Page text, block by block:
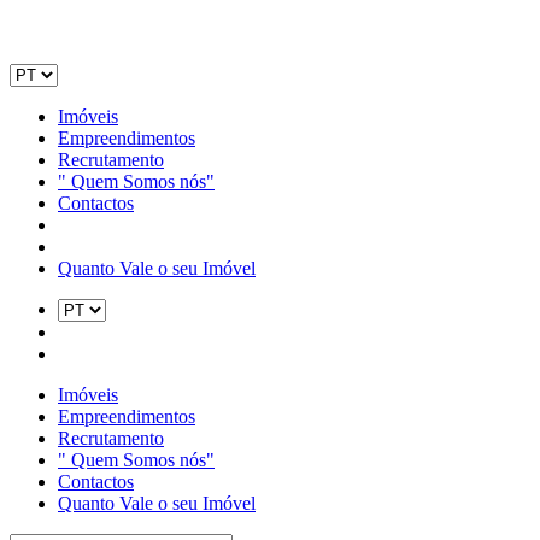
Imóveis
Empreendimentos
Recrutamento
" Quem Somos nós"
Contactos
Quanto Vale o seu Imóvel
Imóveis
Empreendimentos
Recrutamento
" Quem Somos nós"
Contactos
Quanto Vale o seu Imóvel